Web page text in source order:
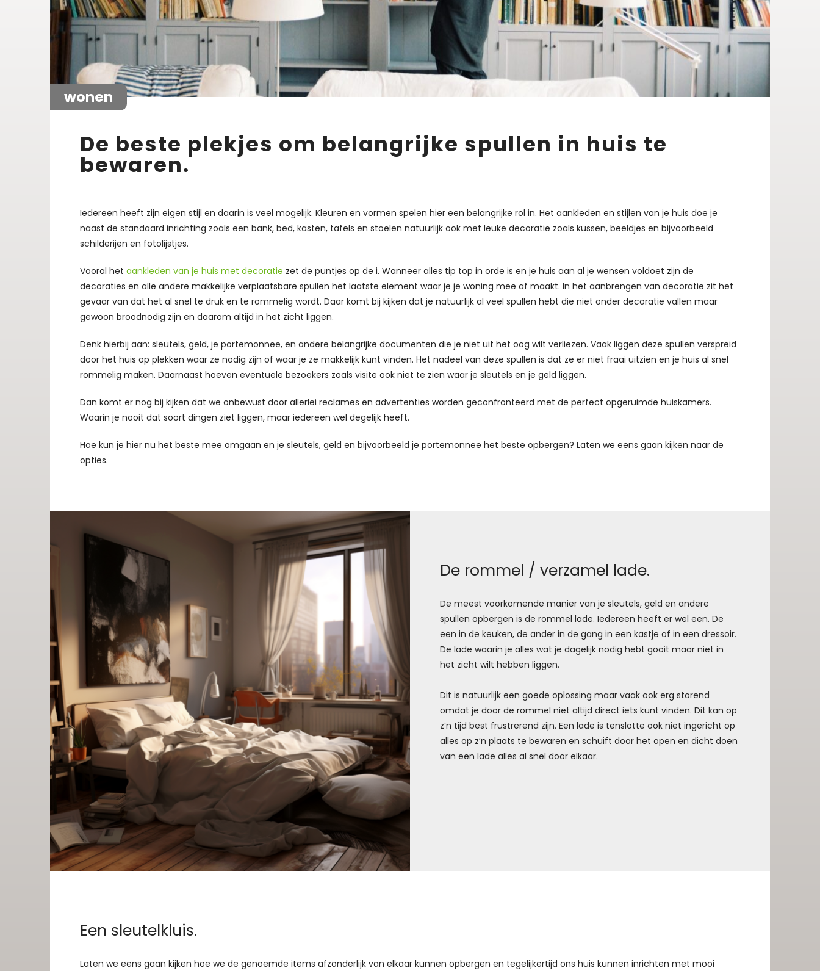
wonen
De beste plekjes om belangrijke spullen in huis te
bewaren.
Iedereen heeft zijn eigen stijl en daarin is veel mogelijk. Kleuren en vormen spelen hier een belangrijke rol in. Het aankleden en stijlen van je huis doe je
naast de standaard inrichting zoals een bank, bed, kasten, tafels en stoelen natuurlijk ook met leuke decoratie zoals kussen, beeldjes en bijvoorbeeld
schilderijen en fotolijstjes.
Vooral hetaankleden van je huis met decoratie zet de puntjes op de i. Wanneer alles tip top in orde is en je huis aan al je wensen voldoet zijn de
decoraties en alle andere makkelijke verplaatsbare spullen het laatste element waar je je woning mee af maakt. In het aanbrengen van decoratie zit het
gevaar van dat het al snel te druk en te rommelig wordt. Daar komt bij kijken dat je natuurlijk al veel spullen hebt die niet onder decoratie vallen maar
gewoon broodnodig zijn en daarom altijd in het zicht liggen.
Denk hierbij aan: sleutels, geld, je portemonnee, en andere belangrijke documenten die je niet uit het oog wilt verliezen. Vaak liggen deze spullen verspreid
door het huis op plekken waar ze nodig zijn of waar je ze makkelijk kunt vinden. Het nadeel van deze spullen is dat ze er niet fraai uitzien en je huis al snel
rommelig maken. Daarnaast hoeven eventuele bezoekers zoals visite ook niet te zien waar je sleutels en je geld liggen.
Dan komt er nog bij kijken dat we onbewust door allerlei reclames en advertenties worden geconfronteerd met de perfect opgeruimde huiskamers.
Waarin je nooit dat soort dingen ziet liggen, maar iedereen wel degelijk heeft.
Hoe kun je hier nu het beste mee omgaan en je sleutels, geld en bijvoorbeeld je portemonnee het beste opbergen? Laten we eens gaan kijken naar de
opties.
De rommel / verzamel lade.
De meest voorkomende manier van je sleutels, geld en andere
spullen opbergen is de rommel lade. Iedereen heeft er wel een. De
een in de keuken, de ander in de gang in een kastje of in een dressoir.
De lade waarin je alles wat je dagelijk nodig hebt gooit maar niet in
het zicht wilt hebben liggen.
Dit is natuurlijk een goede oplossing maar vaak ook erg storend
omdat je door de rommel niet altijd direct iets kunt vinden. Dit kan op
z’n tijd best frustrerend zijn. Een lade is tenslotte ook niet ingericht op
alles op z’n plaats te bewaren en schuift door het open en dicht doen
van een lade alles al snel door elkaar.
Een sleutelkluis.
Laten we eens gaan kijken hoe we de genoemde items afzonderlijk van elkaar kunnen opbergen en tegelijkertijd ons huis kunnen inrichten met mooi